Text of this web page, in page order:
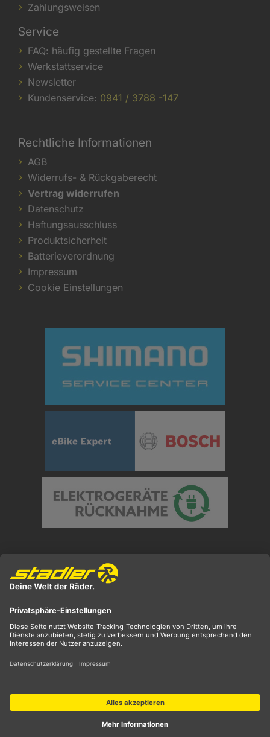
Zahlungsweisen
Service
FAQ: häufig gestellte Fragen
Werkstattservice
Newsletter
Kundenservice: 0941 / 3788 -147
Rechtliche Informationen
AGB
Widerrufs- & Rückgaberecht
Vertrag widerrufen
Datenschutz
Haftungsausschluss
Produktsicherheit
Batterieverordnung
Impressum
Cookie Einstellungen
** ehemaliger UVP
*** Preis entspricht unserem Markteinführungspreis